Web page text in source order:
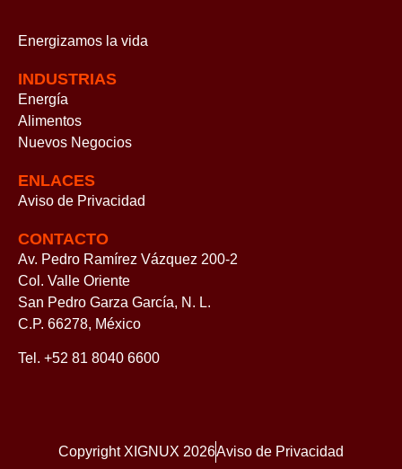
Energizamos la vida
INDUSTRIAS
Energía
Alimentos
Nuevos Negocios
ENLACES
Aviso de Privacidad
CONTACTO
Av. Pedro Ramírez Vázquez 200-2
Col. Valle Oriente
San Pedro Garza García, N. L.
C.P. 66278, México
Tel. +52 81 8040 6600
Copyright XIGNUX 2026Aviso de Privacidad